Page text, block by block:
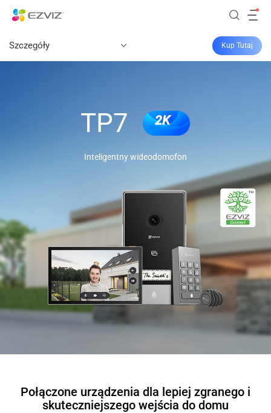
Szczegóły Kup Tutaj
TP7 2K
Inteligentny wideodomofon
Połączone urządzenia dla lepiej zgranego i
skuteczniejszego wejścia do domu